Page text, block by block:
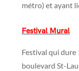
métro) et ayant
Festival Mural
Festival qui dure
boulevard St-